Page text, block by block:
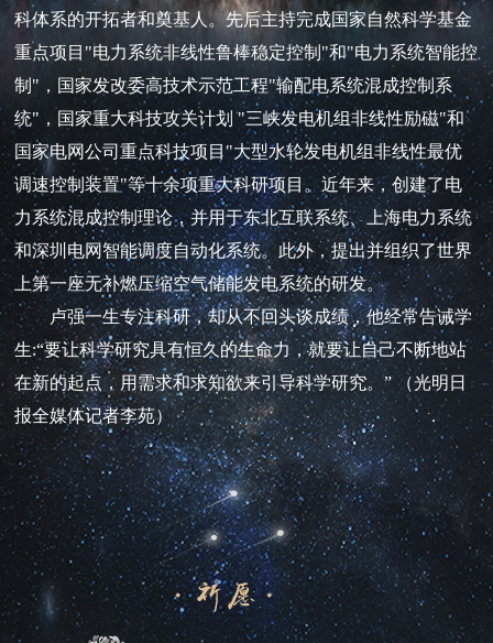
科体系的开拓者和奠基人。先后主持完成国家自然科学基金
重点项目"电力系统非线性鲁棒稳定控制"和"电力系统智能控
制"，国家发改委高技术示范工程"输配电系统混成控制系
统"，国家重大科技攻关计划 "三峡发电机组非线性励磁"和
国家电网公司重点科技项目"大型水轮发电机组非线性最优
调速控制装置"等十余项重大科研项目。近年来，创建了电
力系统混成控制理论，并用于东北互联系统、上海电力系统
和深圳电网智能调度自动化系统。此外，提出并组织了世界
上第一座无补燃压缩空气储能发电系统的研发。
卢强一生专注科研，却从不回头谈成绩，他经常告诫学
生:“要让科学研究具有恒久的生命力，就要让自己不断地站
在新的起点，用需求和求知欲来引导科学研究。” （光明日
报全媒体记者李苑）